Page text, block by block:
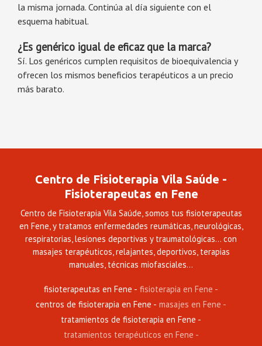
la misma jornada. Continúa al día siguiente con el
esquema habitual.
¿Es genérico igual de eficaz que la marca?
Sí. Los genéricos cumplen requisitos de bioequivalencia y
ofrecen los mismos beneficios terapéuticos a un precio
más barato.
Centro de Fisioterapia Vila Saúde -
Fisioterapeutas en Fene
Centro de Fisioterapia Vila Saúde, somos tus fisioterapeutas
en Fene, y tratamos enfermedades reumáticas, neurológicas,
respiratorias, lesiones deportivas y traumatológicas... con
masajes terapéuticos, relajantes, deportivos, terapias
manuales, técnicas miofasciales...
fisioterapeutas en Fene
fisioterapia en Fene
centros de fisioterapia en Fene
masajes en Fene
tratamientos de fisioterapia en Fene
tratamientos terapéuticos en Fene